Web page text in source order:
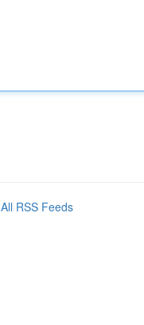
All RSS Feeds